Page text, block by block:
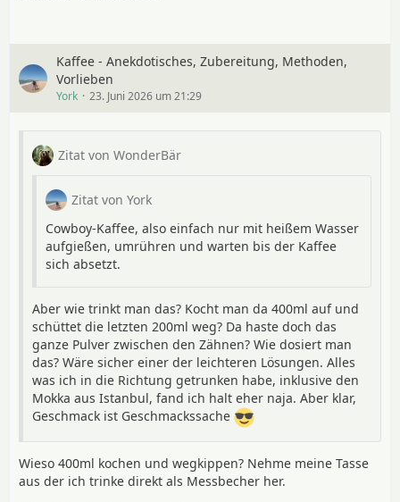
Kaffee - Anekdotisches, Zubereitung, Methoden,
Vorlieben
York 23. Juni 2026 um 21:29
Zitat von WonderBär
Zitat von York
Cowboy-Kaffee, also einfach nur mit heißem Wasser
aufgießen, umrühren und warten bis der Kaffee
sich absetzt.
Aber wie trinkt man das? Kocht man da 400ml auf und
schüttet die letzten 200ml weg? Da haste doch das
ganze Pulver zwischen den Zähnen? Wie dosiert man
das? Wäre sicher einer der leichteren Lösungen. Alles
was ich in die Richtung getrunken habe, inklusive den
Mokka aus Istanbul, fand ich halt eher naja. Aber klar,
Geschmack ist Geschmackssache
Wieso 400ml kochen und wegkippen? Nehme meine Tasse
aus der ich trinke direkt als Messbecher her.